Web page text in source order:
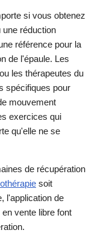
si vous obtenez
une réduction
référence pour la
de l'épaule. Les
les thérapeutes du
spécifiques pour
mouvement
exercices qui
qu'elle ne se
de récupération
soit
l'application de
vente libre font